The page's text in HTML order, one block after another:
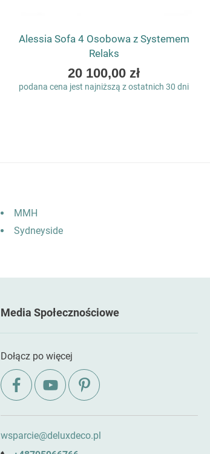
Alessia Sofa 4 Osobowa z Systemem
Relaks
As
low
20 100,00 zł
podana cena jest najniższą z ostatnich 30 dni
MMH
Sydneyside
Media Społecznościowe
Dołącz po więcej
wsparcie@deluxdeco.pl